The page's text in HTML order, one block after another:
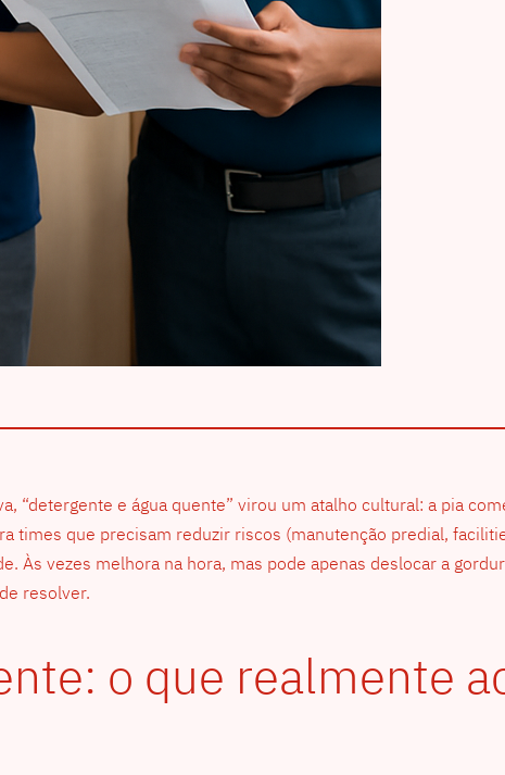
“detergente e água quente” virou um atalho cultural: a pia
times que precisam reduzir riscos (manutenção predial,
Às vezes melhora na hora, mas pode apenas deslocar a
resolver.
o que realmente